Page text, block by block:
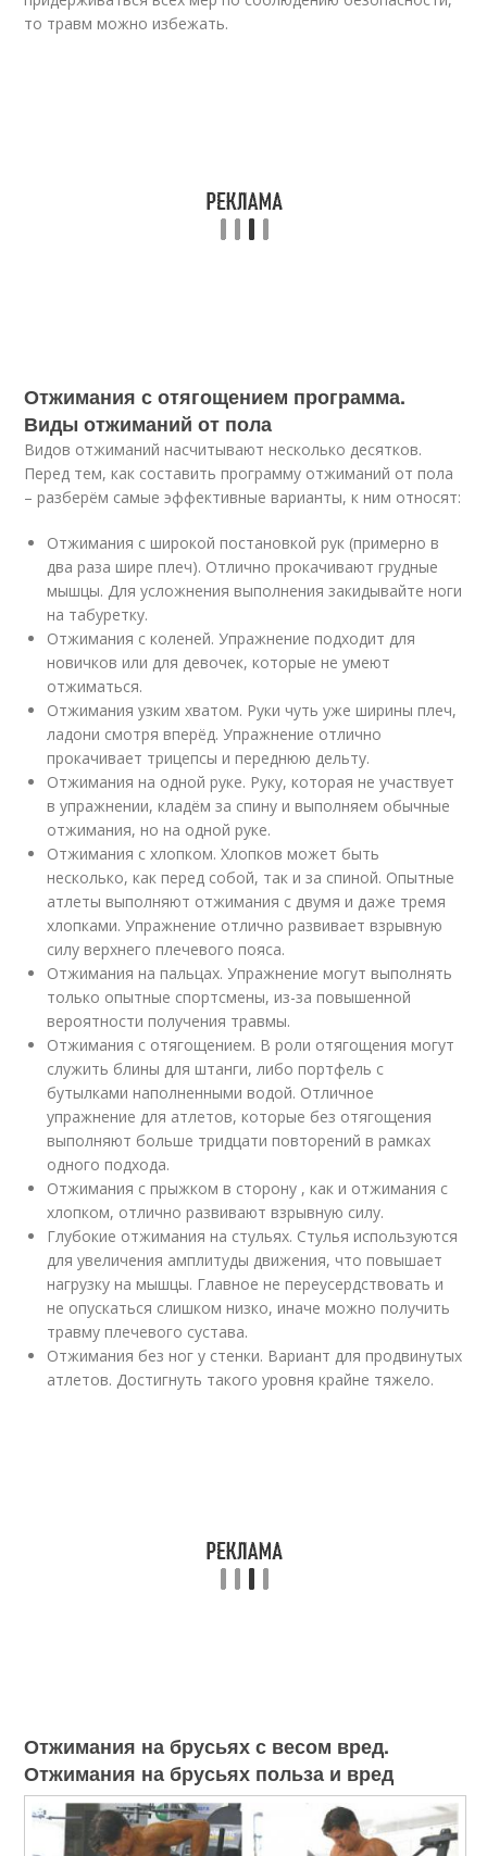
то травм можно избежать.
Отжимания с отягощением программа.
Виды отжиманий от пола
Видов отжиманий насчитывают несколько десятков.
Перед тем, как составить программу отжиманий от пола
– разберём самые эффективные варианты, к ним относят:
Отжимания с широкой постановкой рук (примерно в
два раза шире плеч). Отлично прокачивают грудные
мышцы. Для усложнения выполнения закидывайте ноги
на табуретку.
Отжимания с коленей. Упражнение подходит для
новичков или для девочек, которые не умеют
отжиматься.
Отжимания узким хватом. Руки чуть уже ширины плеч,
ладони смотря вперёд. Упражнение отлично
прокачивает трицепсы и переднюю дельту.
Отжимания на одной руке. Руку, которая не участвует
в упражнении, кладём за спину и выполняем обычные
отжимания, но на одной руке.
Отжимания с хлопком. Хлопков может быть
несколько, как перед собой, так и за спиной. Опытные
атлеты выполняют отжимания с двумя и даже тремя
хлопками. Упражнение отлично развивает взрывную
силу верхнего плечевого пояса.
Отжимания на пальцах. Упражнение могут выполнять
только опытные спортсмены, из-за повышенной
вероятности получения травмы.
Отжимания с отягощением. В роли отягощения могут
служить блины для штанги, либо портфель с
бутылками наполненными водой. Отличное
упражнение для атлетов, которые без отягощения
выполняют больше тридцати повторений в рамках
одного подхода.
Отжимания с прыжком в сторону , как и отжимания с
хлопком, отлично развивают взрывную силу.
Глубокие отжимания на стульях. Стулья используются
для увеличения амплитуды движения, что повышает
нагрузку на мышцы. Главное не переусердствовать и
не опускаться слишком низко, иначе можно получить
травму плечевого сустава.
Отжимания без ног у стенки. Вариант для продвинутых
атлетов. Достигнуть такого уровня крайне тяжело.
Отжимания на брусьях с весом вред.
Отжимания на брусьях польза и вред